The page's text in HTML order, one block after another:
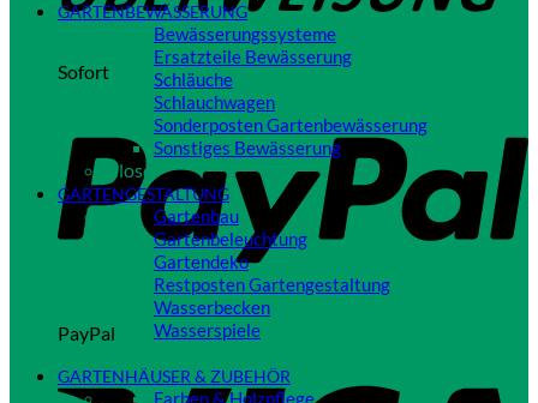
Sofort
PayPal
GARTENBEWÄSSERUNG
Bewässerungssysteme
Ersatzteile Bewässerung
Schläuche
Schlauchwagen
Sonderposten Gartenbewässerung
Sonstiges Bewässerung
Close
GARTENGESTALTUNG
Gartenbau
Gartenbeleuchtung
Gartendeko
Restposten Gartengestaltung
Wasserbecken
Wasserspiele
GARTENHÄUSER & ZUBEHÖR
Farben & Holzpflege